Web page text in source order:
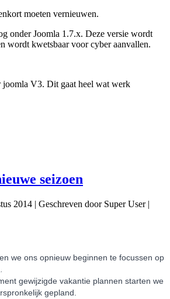
moeten vernieuwen.
onder Joomla 1.7.x. Deze versie wordt
wordt kwetsbaar voor cyber aanvallen.
joomla V3. Dit gaat heel wat werk
seizoen
2014 | Geschreven door Super User|
we ons opnieuw beginnen te focussen op
gewijzigde vakantie plannen starten we
gepland.